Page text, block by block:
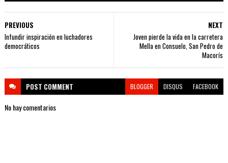
NEXT
Joven pierde la vida en la carretera
Mella en Consuelo, San Pedro de
Macorís
PREVIOUS
Infundir inspiración en luchadores
democráticos
POST COMMENT BLOGGER DISQUS FACEBOOK
No hay comentarios